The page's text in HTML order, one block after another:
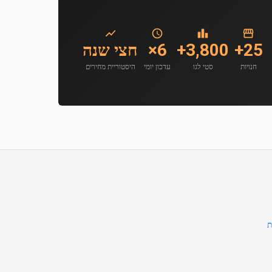
25+
חנויות
3,800+
סטי לגו
6×
עדכון יומי
חצי שנה
היסטוריית מחירים